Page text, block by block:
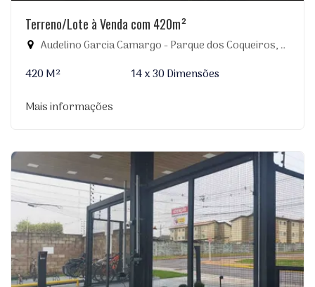
Terreno/Lote à Venda com 420m²
Audelino Garcia Camargo - Parque dos Coqueiros, Dourados-MS
420 M²
14 x 30 Dimensões
Mais informações